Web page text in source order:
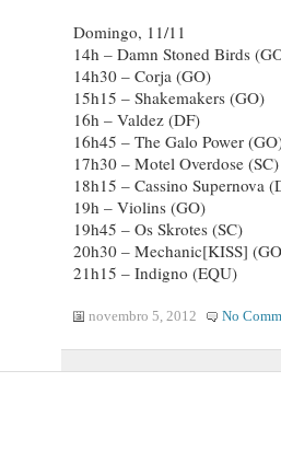
Domingo, 11/11
14h – Damn Stoned Birds
14h30 – Corja (GO)
15h15 – Shakemakers (GO)
16h – Valdez (DF)
16h45 – The Galo Power
17h30 – Motel Overdose (SC)
18h15 – Cassino Supernova
19h – Violins (GO)
19h45 – Os Skrotes (SC)
20h30 – Mechanic[KISS]
21h15 – Indigno (EQU)
novembro 5, 2012 No